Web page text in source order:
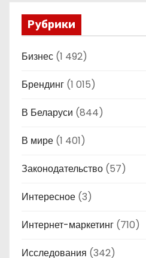
Рубрики
Бизнес (1 492)
Брендинг (1 015)
В Беларуси (844)
В мире (1 401)
Законодательство (57)
Интересное (3)
Интернет-маркетинг (710)
Исследования (342)